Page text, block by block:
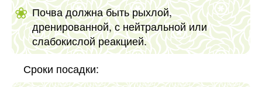
Почва должна быть рыхлой,
дренированной, с нейтральной или
слабокислой реакцией.
Сроки посадки: